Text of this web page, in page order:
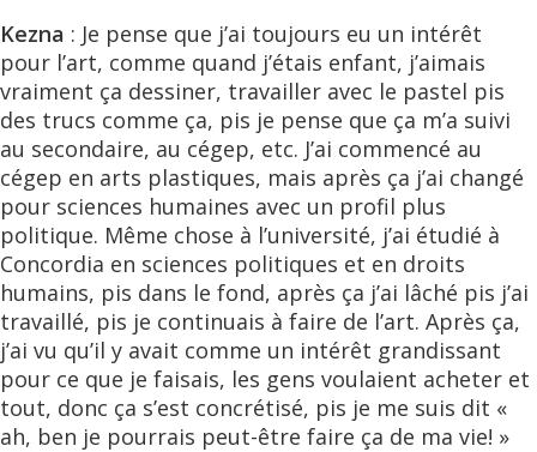
Kezna : Je pense que j’ai toujours eu un intérêt
pour l’art, comme quand j’étais enfant, j’aimais
vraiment ça dessiner, travailler avec le pastel pis
des trucs comme ça, pis je pense que ça m’a suivi
au secondaire, au cégep, etc. J’ai commencé au
cégep en arts plastiques, mais après ça j’ai changé
pour sciences humaines avec un profil plus
politique. Même chose à l’université, j’ai étudié à
Concordia en sciences politiques et en droits
humains, pis dans le fond, après ça j’ai lâché pis j’ai
travaillé, pis je continuais à faire de l’art. Après ça,
j’ai vu qu’il y avait comme un intérêt grandissant
pour ce que je faisais, les gens voulaient acheter et
tout, donc ça s’est concrétisé, pis je me suis dit «
ah, ben je pourrais peut-être faire ça de ma vie! »